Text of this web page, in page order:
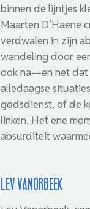
binnen de lijntjes
Maarten D’Haene
verdwalen in zijn
wandeling door
ook na—en net dat
alledaagse
godsdienst, of de
linken. Het ene
absurditeit
Lev Vanorbeek